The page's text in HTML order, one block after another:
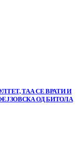
ТАА СЕ ВРАТИ И
ОД БИТОЛА